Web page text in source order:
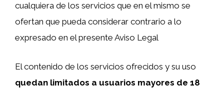
cualquiera de los servicios que en el mismo se
ofertan que pueda considerar contrario a lo
expresado en el presente Aviso Legal
El contenido de los servicios ofrecidos y su uso
quedan limitados a usuarios mayores de 18